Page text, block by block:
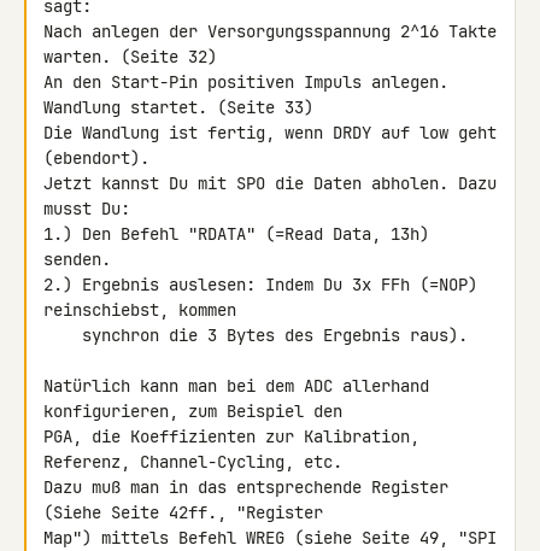
sagt:
Nach anlegen der Versorgungsspannung 2^16 Takte
warten. (Seite 32)
An den Start-Pin positiven Impuls anlegen.
Wandlung startet. (Seite 33)
Die Wandlung ist fertig, wenn DRDY auf low geht
(ebendort).
Jetzt kannst Du mit SPO die Daten abholen. Dazu
musst Du:
1.) Den Befehl "RDATA" (=Read Data, 13h)
senden.
2.) Ergebnis auslesen: Indem Du 3x FFh (=NOP)
reinschiebst, kommen
Natürlich kann man bei dem ADC allerhand
konfigurieren, zum Beispiel den
PGA, die Koeffizienten zur Kalibration,
Referenz, Channel-Cycling, etc.
Dazu muß man in das entsprechende Register
(Siehe Seite 42ff., "Register
Map") mittels Befehl WREG (siehe Seite 49, "SPI